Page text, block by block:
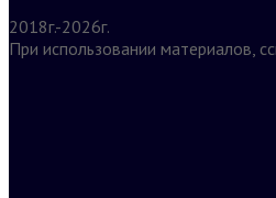
2018г.-2026г.
При использовании материалов,